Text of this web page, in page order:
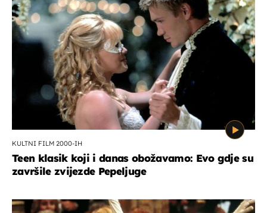
KULTNI FILM 2000-IH
Teen klasik koji i danas obožavamo: Evo gdje su
završile zvijezde Pepeljuge